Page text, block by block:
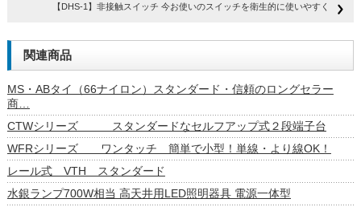
【DHS-1】非接触スイッチ 今お使いのスイッチを衛生的に使いやすく
関連商品
MS・ABタイ（66ナイロン）スタンダード・信頼のロングセラー
商…
CTWシリーズ スタンダードなセルフアップ式２段端子台
WFRシリーズ ワンタッチ 簡単で小型！単線・より線OK！
レール式 VTH スタンダード
水銀ランプ700W相当 高天井用LED照明器具 電源一体型